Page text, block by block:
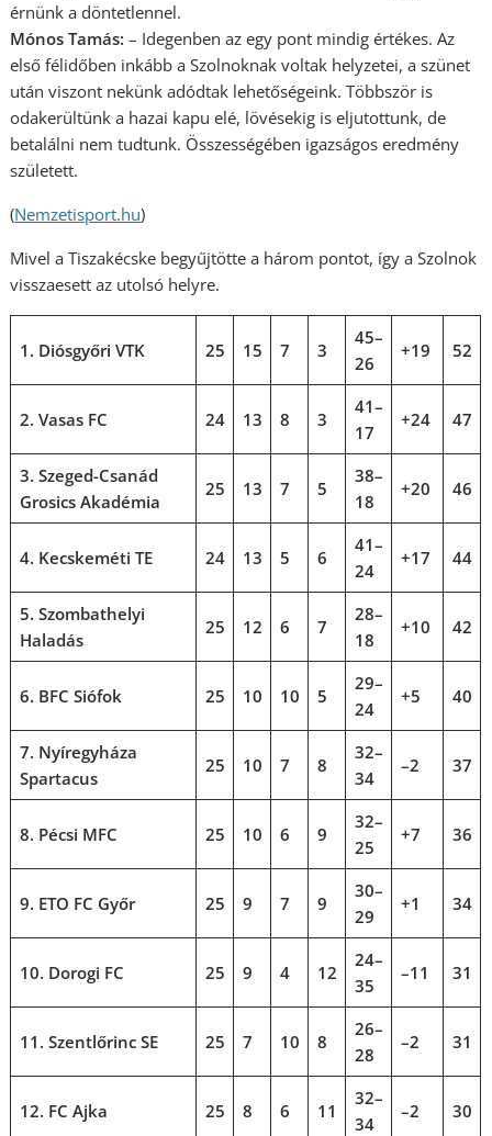
érnünk a döntetlennel.
Mónos Tamás: – Idegenben az egy pont mindig értékes. Az
első félidőben inkább a Szolnoknak voltak helyzetei, a szünet
után viszont nekünk adódtak lehetőségeink. Többször is
odakerültünk a hazai kapu elé, lövésekig is eljutottunk, de
betalálni nem tudtunk. Összességében igazságos eredmény
született.
(Nemzetisport.hu)
Mivel a Tiszakécske begyűjtötte a három pontot, így a Szolnok
visszaesett az utolsó helyre.
1. Diósgyőri VTK 25 15 7 3
45–
26
+19 52
2. Vasas FC 24 13 8 3
41–
17
+24 47
3. Szeged-Csanád
Grosics Akadémia
25 13 7 5
38–
18
+20 46
4. Kecskeméti TE 24 13 5 6
41–
24
+17 44
5. Szombathelyi
Haladás
25 12 6 7
28–
18
+10 42
6. BFC Siófok 25 10 10 5
29–
24
+5 40
7. Nyíregyháza
Spartacus
25 10 7 8
32–
34
–2 37
8. Pécsi MFC 25 10 6 9
32–
25
+7 36
9. ETO FC Győr 25 9 7 9
30–
29
+1 34
10. Dorogi FC 25 9 4 12
24–
35
–11 31
11. Szentlőrinc SE 25 7 10 8
26–
28
–2 31
12. FC Ajka 25 8 6 11
32–
34
–2 30